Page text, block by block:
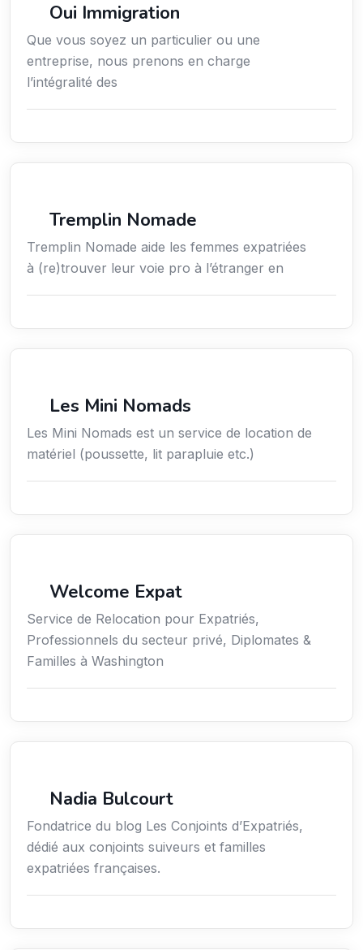
Oui Immigration
Que vous soyez un particulier ou une
entreprise, nous prenons en charge
l’intégralité des
Tremplin Nomade
Tremplin Nomade aide les femmes expatriées
à (re)trouver leur voie pro à l’étranger en
Les Mini Nomads
Les Mini Nomads est un service de location de
matériel (poussette, lit parapluie etc.)
Welcome Expat
Service de Relocation pour Expatriés,
Professionnels du secteur privé, Diplomates &
Familles à Washington
Nadia Bulcourt
Fondatrice du blog Les Conjoints d’Expatriés,
dédié aux conjoints suiveurs et familles
expatriées françaises.